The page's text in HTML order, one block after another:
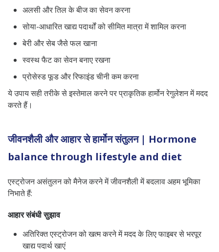
अलसी और तिल के बीज का सेवन करना
सोया-आधारित खाद्य पदार्थों को सीमित मात्रा में शामिल करना
बेरी और सेब जैसे फल खाना
स्वस्थ फैट का सेवन बनाए रखना
प्रोसेस्ड फूड और रिफाइंड चीनी कम करना
ये उपाय सही तरीके से इस्तेमाल करने पर प्राकृतिक हार्मोन रेगुलेशन में मदद
करते हैं।
जीवनशैली और आहार से हार्मोन संतुलन | Hormone
balance through lifestyle and diet
एस्ट्रोजन असंतुलन को मैनेज करने में जीवनशैली में बदलाव अहम भूमिका
निभाते हैं:
आहार संबंधी सुझाव
अतिरिक्त एस्ट्रोजन को खत्म करने में मदद के लिए फाइबर से भरपूर
खाद्य पदार्थ खाएं